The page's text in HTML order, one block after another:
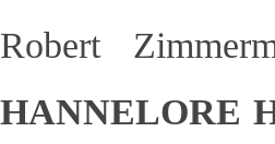
Robert
HANNELORE